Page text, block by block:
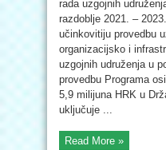
rada uzgojnih
razdoblje 2021. –
učinkovitiju provedbu
organizacijsko i
uzgojnih udruženja u
provedbu Programa
5,9 milijuna HRK u
uključuje ...
Read More »